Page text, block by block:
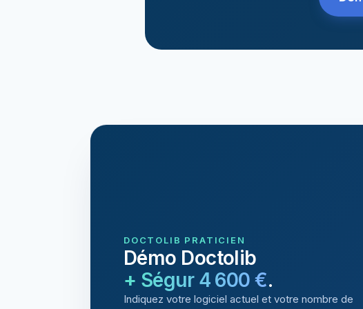
DOCTOLIB PRATICIEN
Démo Doctolib
+ Ségur 4 600 €.
Indiquez votre logiciel actuel et votre nombre de